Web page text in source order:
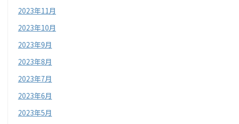
2023年11月
2023年10月
2023年9月
2023年8月
2023年7月
2023年6月
2023年5月